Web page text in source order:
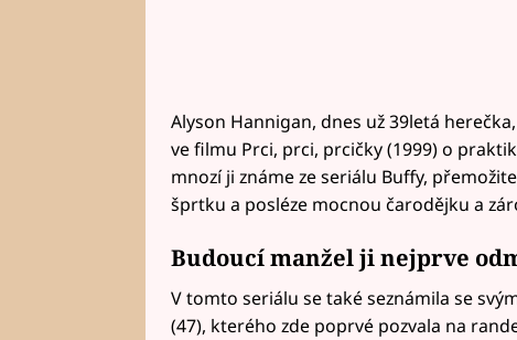
Alyson Hannigan, dnes už 39letá
ve filmu Prci, prci, prcičky (1999) o
mnozí ji známe ze seriálu Buffy,
šprtku a posléze mocnou čarodějku a
Budoucí manžel ji nejprve
V tomto seriálu se také seznámila se
(47), kterého zde poprvé pozvala na